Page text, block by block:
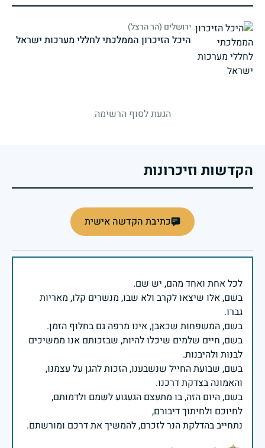
ירושלים (הר הרצל)
היכל הזיכרון הממלכתי לחללי מערכות ישראל
הגעת לסוף הרשימה
הקדשות וזיכרונות
כתיבת הקדשה אישית
בשם, אלו שיצאו לקרב ולא שבו, מנשרים קלו, מאריות
בשם, חיים שלמים שיכלו להיות, שבזכותם אנו ממשיכים
בשם, שבועת החייל שנשבענו, הזכות להגן על עצמנו,
בשם, היום הזה, בו מתעצם הגעגוע לשמם ולדמותם,
נתחייב בהדלקת הנר לזכרם, להמשיך את דרכם ומורשתם.